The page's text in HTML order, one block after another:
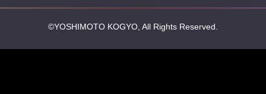
©YOSHIMOTO KOGYO, All Rights Reserved.